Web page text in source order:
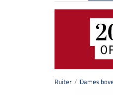
Ruiter Dames